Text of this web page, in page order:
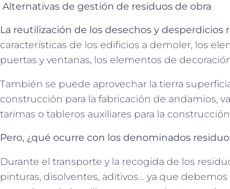
Alternativas de gestión de residuos de obra
La reutilización de los desechos y
características de los edificios a demoler, los
puertas y ventanas, los elementos de
También se puede aprovechar la tierra
construcción para la fabricación de andamios,
tarimas o tableros auxiliares para la
Pero, ¿qué ocurre con los denominados
Durante el transporte y la recogida de los
pinturas, disolventes, aditivos… ya que